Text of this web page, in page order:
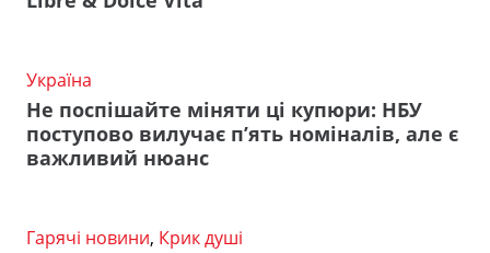
Україна
Не поспішайте міняти ці купюри: НБУ
поступово вилучає п’ять номіналів, але є
важливий нюанс
Гарячі новини, Крик душі